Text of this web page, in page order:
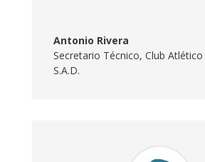
Antonio Rivera
Secretario Técnico, Club
S.A.D.